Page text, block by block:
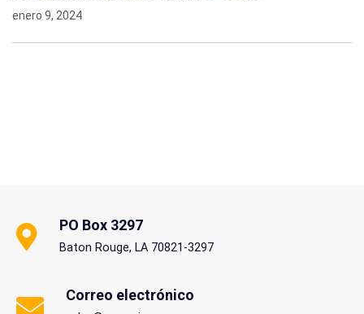
enero 9, 2024
PO Box 3297
Baton Rouge, LA 70821-3297
Correo electrónico